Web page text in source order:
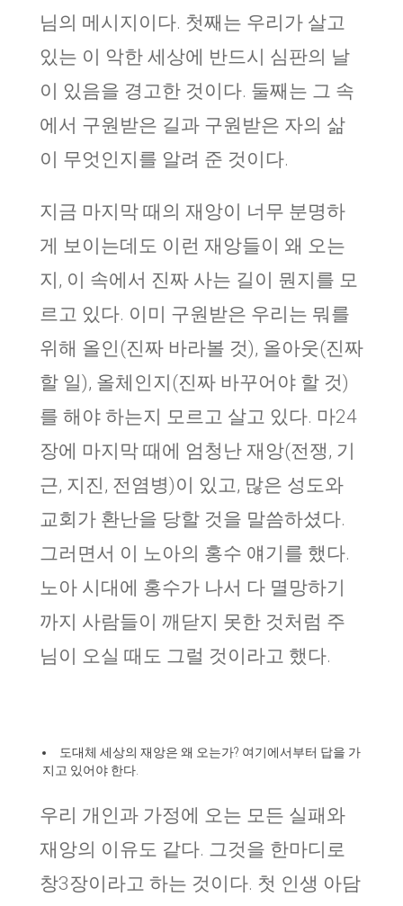
님의 메시지이다. 첫째는 우리가 살고
있는 이 악한 세상에 반드시 심판의 날
이 있음을 경고한 것이다. 둘째는 그 속
에서 구원받은 길과 구원받은 자의 삶
이 무엇인지를 알려 준 것이다.
지금 마지막 때의 재앙이 너무 분명하
게 보이는데도 이런 재앙들이 왜 오는
지, 이 속에서 진짜 사는 길이 뭔지를 모
르고 있다. 이미 구원받은 우리는 뭐를
위해 올인(진짜 바라볼 것), 올아웃(진짜
할 일), 올체인지(진짜 바꾸어야 할 것)
를 해야 하는지 모르고 살고 있다. 마24
장에 마지막 때에 엄청난 재앙(전쟁, 기
근, 지진, 전염병)이 있고, 많은 성도와
교회가 환난을 당할 것을 말씀하셨다.
그러면서 이 노아의 홍수 얘기를 했다.
노아 시대에 홍수가 나서 다 멸망하기
까지 사람들이 깨닫지 못한 것처럼 주
님이 오실 때도 그럴 것이라고 했다.
도대체 세상의 재앙은 왜 오는가? 여기에서부터 답을 가
지고 있어야 한다.
우리 개인과 가정에 오는 모든 실패와
재앙의 이유도 같다. 그것을 한마디로
창3장이라고 하는 것이다. 첫 인생 아담